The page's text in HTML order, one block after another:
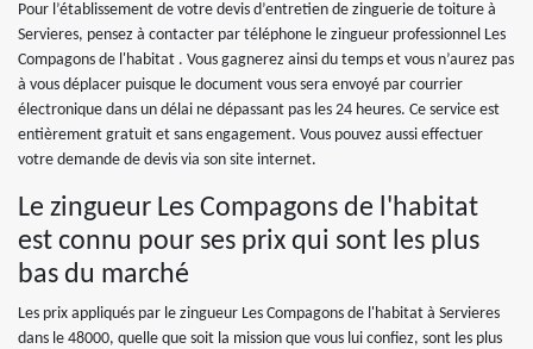
Pour l’établissement de votre devis d’entretien de zinguerie de toiture à
Servieres, pensez à contacter par téléphone le zingueur professionnel Les
Compagons de l'habitat . Vous gagnerez ainsi du temps et vous n’aurez pas
à vous déplacer puisque le document vous sera envoyé par courrier
électronique dans un délai ne dépassant pas les 24 heures. Ce service est
entièrement gratuit et sans engagement. Vous pouvez aussi effectuer
votre demande de devis via son site internet.
Le zingueur Les Compagons de l'habitat
est connu pour ses prix qui sont les plus
bas du marché
Les prix appliqués par le zingueur Les Compagons de l'habitat à Servieres
dans le 48000, quelle que soit la mission que vous lui confiez, sont les plus